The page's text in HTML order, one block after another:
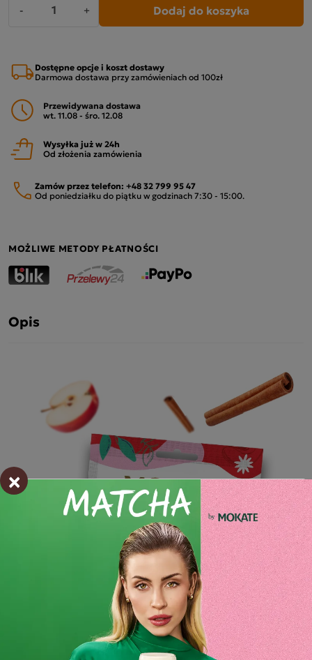
- + Dodaj do koszyka
Dostępne opcje i koszt dostawy
Darmowa dostawa przy zamówieniach od 100zł
Przewidywana dostawa
wt. 11.08 - śro. 12.08
Wysyłka już w 24h
Od złożenia zamówienia
Zamów przez telefon: +48 32 799 95 47
Od poniedziałku do piątku w godzinach 7:30 - 15:00.
MOŻLIWE METODY PŁATNOŚCI
Opis
Składniki i wartości odżywcze
Opinie o produkcie
×